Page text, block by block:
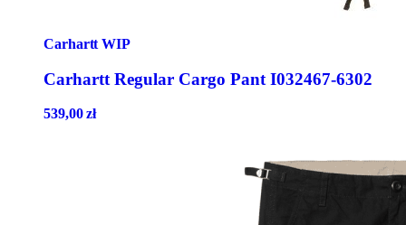
Carhartt WIP
Carhartt Regular Cargo Pant I032467-6302
539,00zł